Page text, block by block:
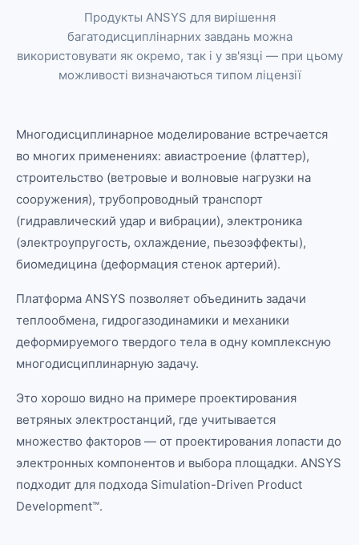
Продукты ANSYS для вирішення
багатодисциплінарних завдань можна
використовувати як окремо, так і у зв'язці — при цьому
можливості визначаються типом ліцензії
Многодисциплинарное моделирование встречается
во многих применениях: авиастроение (флаттер),
строительство (ветровые и волновые нагрузки на
сооружения), трубопроводный транспорт
(гидравлический удар и вибрации), электроника
(электроупругость, охлаждение, пьезоэффекты),
биомедицина (деформация стенок артерий).
Платформа ANSYS позволяет объединить задачи
теплообмена, гидрогазодинамики и механики
деформируемого твердого тела в одну комплексную
многодисциплинарную задачу.
Это хорошо видно на примере проектирования
ветряных электростанций, где учитывается
множество факторов — от проектирования лопасти до
электронных компонентов и выбора площадки. ANSYS
подходит для подхода Simulation-Driven Product
Development™.